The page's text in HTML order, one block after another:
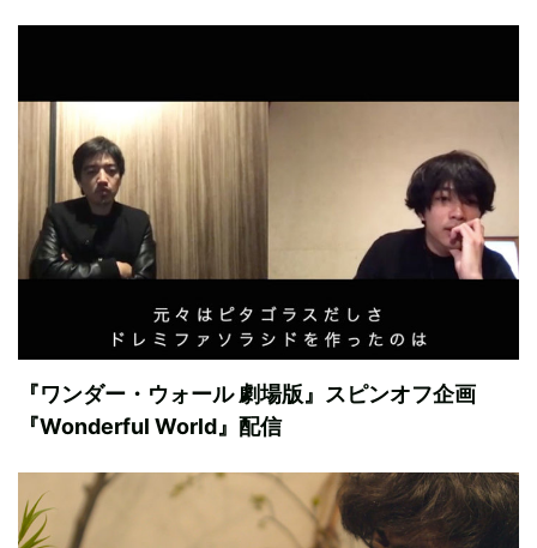
『ワンダー・ウォール 劇場版』スピンオフ企画
『Wonderful World』配信